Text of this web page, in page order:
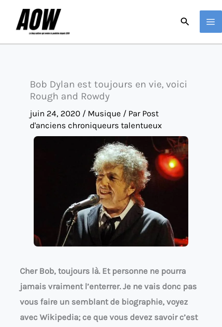
Bob Dylan est toujours en vie, voici
Rough and Rowdy
juin 24, 2020 / Musique / Par Post
d'anciens chroniqueurs talentueux
Cher Bob, toujours là. Et personne ne pourra
jamais vraiment l’enterrer. Je ne vais donc pas
vous faire un semblant de biographie, voyez
avec Wikipedia; ce que vous devez savoir c’est